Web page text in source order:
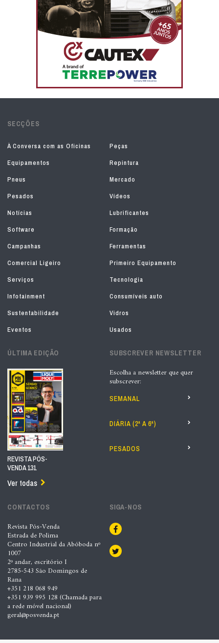
SECÇÕES
À Conversa com as Oficinas
Peças
Equipamentos
Repintura
Pneus
Mercado
Pesados
Vídeos
Notícias
Lubrificantes
Software
Formação
Campanhas
Ferramentas
Comercial Ligeiro
Primeiro Equipamento
Serviços
Tecnologia
Infotainment
Consumíveis auto
Sustentabilidade
Vidros
Eventos
Usados
ÚLTIMA EDIÇÃO
REVISTA PÓS-
VENDA 131
Ver todas
SUBSCREVER NEWSLETTER
Escolha a newsletter que quer
subscrever:
SEMANAL
DIÁRIA (2ª A 6ª)
PESADOS
CONTACTOS
Revista Pós-Venda
Estrada de Polima
Centro Industrial da Abóboda nº
1007
2º andar, escritório I
2785-543 São Domingos de
Rana
+351 218 068 949
+351 939 995 128 (Chamada para
a rede móvel nacional)
geral@posvenda.pt
SIGA-NOS